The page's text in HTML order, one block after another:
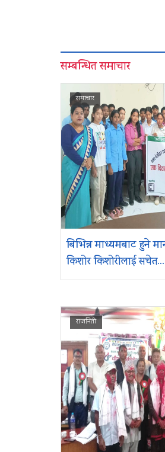
सम्बन्धित समाचार
समाचार
बिभिन्न माध्यमबाट हुने
किशोर किशोरीलाई सचेत...
राजनिती